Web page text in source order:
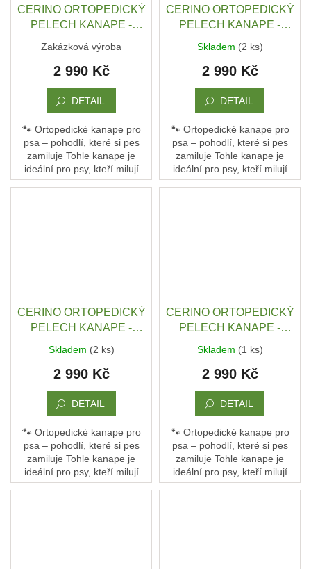
Obchodní
Přihlášení
CERINO ORTOPEDICKÝ
PELECH KANAPE -
ZÁTĚŽOVÁ LÁTKA - 120
x 90 x 10 - HNĚDÁ /
ČERNÁ
Zakázková výroba
2 990 Kč
DETAIL
🐾 Ortopedické kanape pro
psa – pohodlí, které si pes
zamiluje Tohle kanape je
ideální pro psy, kteří milují
pohodlí a oporu. Není to jen
CERINO ORTOPEDICKÝ
PELECH KANAPE -
ZÁTĚŽOVÁ LÁTKA - 120
x 90 x 10 - MODRÁ /
TMAVÁ
Skladem (2 ks)
2 990 Kč
DETAIL
🐾 Ortopedické kanape pro
psa – pohodlí, které si pes
zamiluje Tohle kanape je
ideální pro psy, kteří milují
pohodlí a oporu. Není to jen
CERINO ORTOPEDICKÝ
PELECH KANAPE -
ZÁTĚŽOVÁ LÁTKA - 120
x 90 x 10 - SEMIŠ ČERNÝ
VZOR / ČERNÁ
Skladem (2 ks)
2 990 Kč
DETAIL
🐾 Ortopedické kanape pro
psa – pohodlí, které si pes
zamiluje Tohle kanape je
ideální pro psy, kteří milují
pohodlí a oporu. Není to jen
CERINO ORTOPEDICKÝ
PELECH KANAPE -
ZÁTĚŽOVÁ LÁTKA - 120
x 90 x 10 - SEMIŠ ŠEDÁ /
TMAVÁ
Skladem (1 ks)
2 990 Kč
DETAIL
🐾 Ortopedické kanape pro
psa – pohodlí, které si pes
zamiluje Tohle kanape je
ideální pro psy, kteří milují
pohodlí a oporu. Není to jen